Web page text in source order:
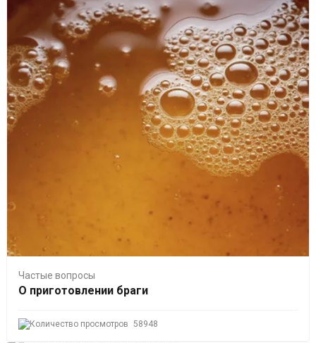
Частые вопросы
О приготовлении браги
58948